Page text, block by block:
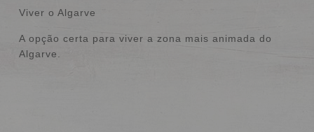
Com 24 apartamentos e 13 villas, o Laguna
Vilamoura é um complexo turístico em self catering
num condomínio fechado, envolvido por uma
natural e com excelente exposição solar.
Viver o Algarve
A opção certa para viver a zona mais animada do
Algarve.